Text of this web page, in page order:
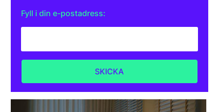
Fyll i din e-postadress: